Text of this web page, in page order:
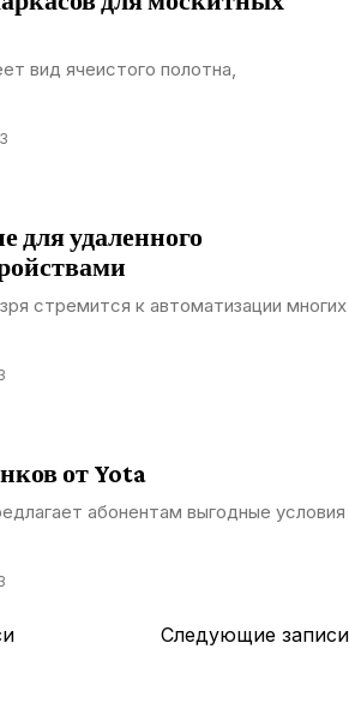
вид ячеистого полотна,
для удаленного
стремится к автоматизации многих
от Yota
абонентам выгодные условия
Следующие записи